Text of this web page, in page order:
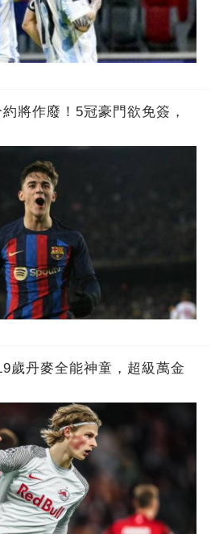
將作廢！5冠豪門欲免簽，
歲丹麥全能神童，超級萬金